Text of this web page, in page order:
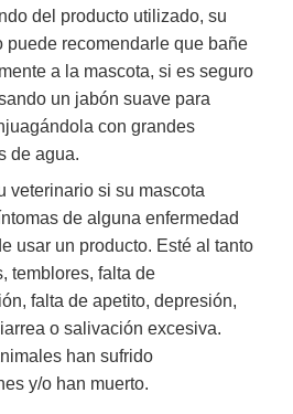
del producto utilizado, su
puede recomendarle que bañe
a la mascota, si es seguro
un jabón suave para
con grandes
de agua.
veterinario si su mascota
de alguna enfermedad
usar un producto. Esté al tanto
temblores, falta de
falta de apetito, depresión,
o salivación excesiva.
han sufrido
y/o han muerto.